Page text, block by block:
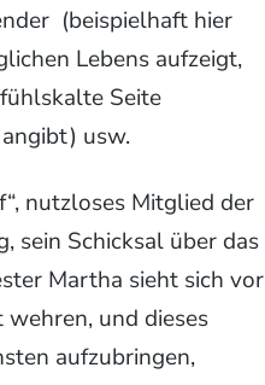
(beispielhaft hier
Lebens aufzeigt,
Seite
usw.
nutzloses Mitglied der
sein Schicksal über das
Martha sieht sich vor
und dieses
aufzubringen,